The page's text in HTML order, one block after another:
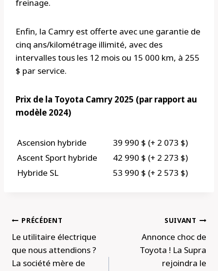
freinage.
Enfin, la Camry est offerte avec une garantie de
cinq ans/kilométrage illimité, avec des
intervalles tous les 12 mois ou 15 000 km, à 255
$ par service.
Prix ​​de la Toyota Camry 2025 (par rapport au
modèle 2024)
Ascension hybride
39 990 $ (+ 2 073 $)
Ascent Sport hybride
42 990 $ (+ 2 273 $)
Hybride SL
53 990 $ (+ 2 573 $)
Navigation
de
l’article
PRÉCÉDENT
Le utilitaire électrique
que nous attendions ?
La société mère de
SUIVANT
Annonce choc de
Toyota ! La Supra
rejoindra le